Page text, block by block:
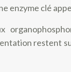
enzyme clé
restent